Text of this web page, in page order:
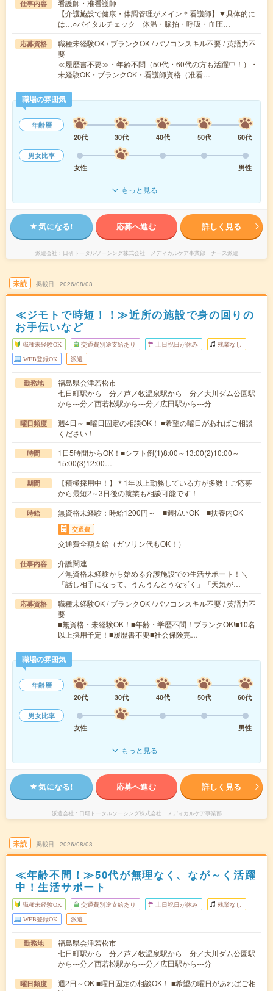
仕事内容
看護師・准看護師
【介護施設で健康・体調管理がメイン＊看護師】▼具体的に
は…○バイタルチェック 体温・脈拍・呼吸・血圧…
応募資格
職種未経験OK / ブランクOK / パソコンスキル不要 / 英語力不
要
≪履歴書不要≫・年齢不問（50代・60代の方も活躍中！）・
未経験OK・ブランクOK・看護師資格（准看…
職場の雰囲気
年齢層
20代
30代 40代 50代
60代
男女比率
女性
男性
もっと見る
気になる! 応募へ進む 詳しく見る
派遣会社 日研トータルソーシング株式会社 メディカルケア事業部 ナース派遣
未読 掲載日 2026/08/03
≪ジモトで時短！！≫近所の施設で身の回りの
お手伝いなど
職種未経験OK 交通費別途支給あり 土日祝日が休み 残業なし
WEB登録OK 派遣
勤務地
福島県会津若松市
七日町駅から---分／芦ノ牧温泉駅から---分／大川ダム公園駅
から---分／西若松駅から---分／広田駅から---分
曜日頻度
週4日～ ■曜日固定の相談OK！ ■希望の曜日があればご相談
ください！
時間
1日5時間からOK！■シフト例(1)8:00～13:00(2)10:00～
15:00(3)12:00…
期間
【積極採用中！】＊1年以上勤務している方が多数！ご応募
から最短2～3日後の就業も相談可能です！
時給 無資格未経験：時給1200円～ ■週払いOK ■扶養内OK
交通費
交通費全額支給（ガソリン代もOK！）
仕事内容
介護関連
／無資格未経験から始める介護施設での生活サポート！＼
「話し相手になって、うんうんとうなずく」「天気が…
応募資格
職種未経験OK / ブランクOK / パソコンスキル不要 / 英語力不
要
■無資格・未経験OK！■年齢・学歴不問！ブランクOK!■10名
以上採用予定！■履歴書不要■社会保険完…
職場の雰囲気
年齢層
20代
30代 40代 50代
60代
男女比率
女性
男性
もっと見る
気になる! 応募へ進む 詳しく見る
派遣会社 日研トータルソーシング株式会社 メディカルケア事業部
未読 掲載日 2026/08/03
≪年齢不問！≫50代が無理なく、なが～く活躍
中！生活サポート
職種未経験OK 交通費別途支給あり 土日祝日が休み 残業なし
WEB登録OK 派遣
勤務地
福島県会津若松市
七日町駅から---分／芦ノ牧温泉駅から---分／大川ダム公園駅
から---分／西若松駅から---分／広田駅から---分
曜日頻度
週2日～OK ■曜日固定の相談OK！ ■希望の曜日があればご相